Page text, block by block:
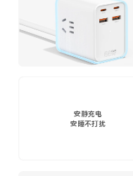
安静充电
安睡不打扰